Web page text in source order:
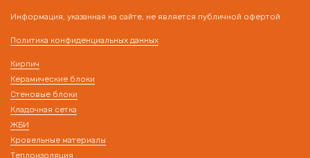
Информация, указанная на сайте, не является публичной офертой
Политика конфиденциальных данных
Кирпич
Керамические блоки
Стеновые блоки
Кладочная сетка
ЖБИ
Кровельные материалы
Теплоизоляция